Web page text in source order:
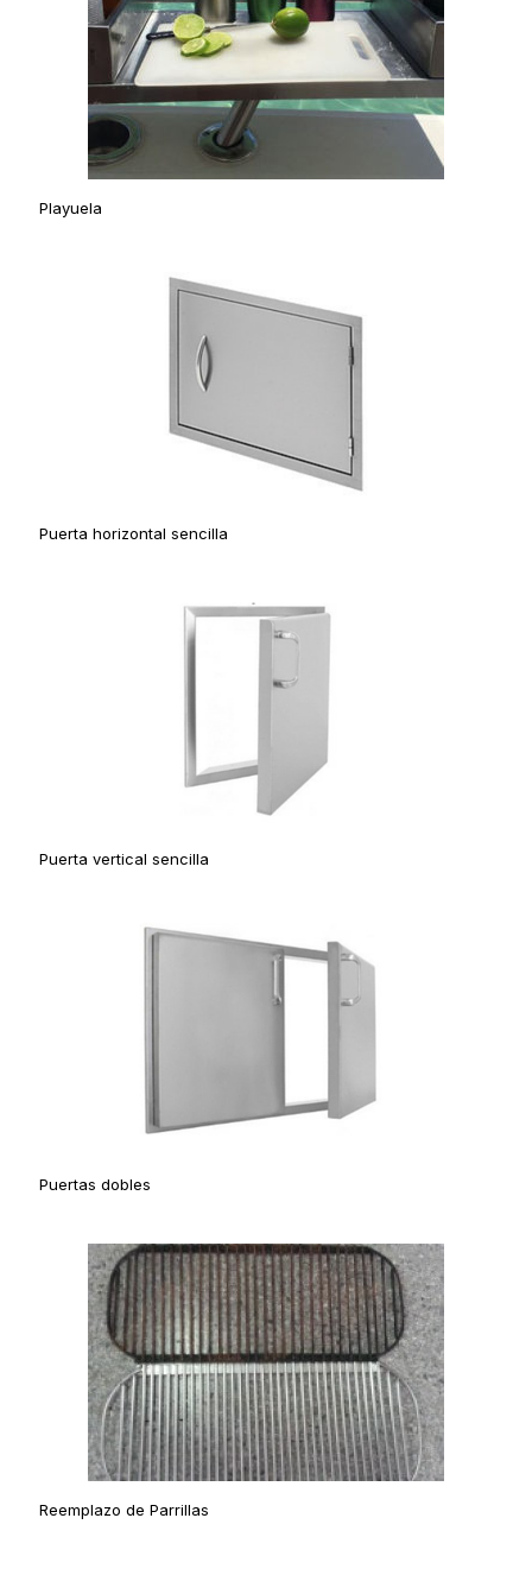
Playuela
Puerta horizontal sencilla
Puerta vertical sencilla
Puertas dobles
Reemplazo de Parrillas